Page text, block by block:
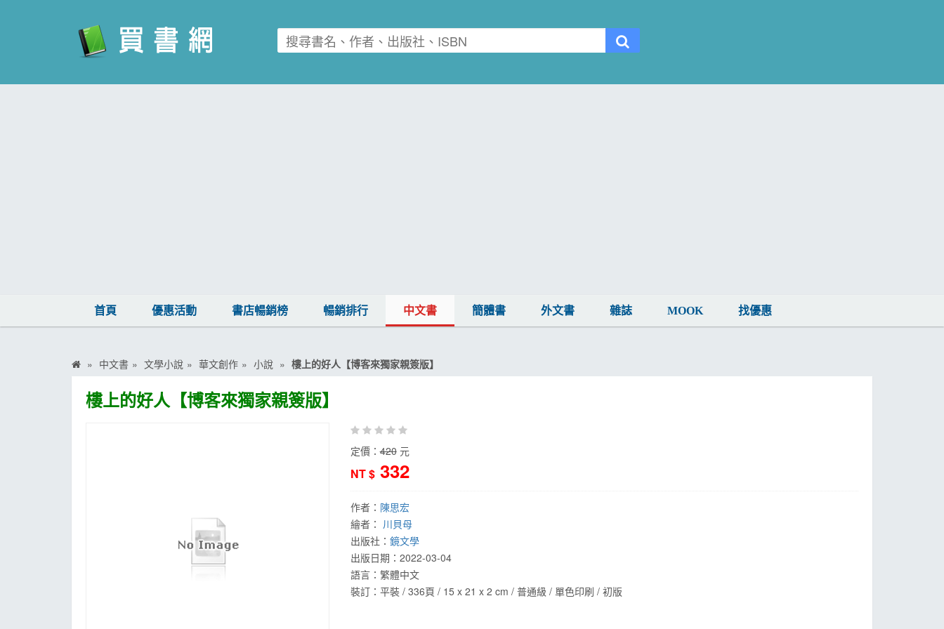
首頁 優惠活動 書店暢銷榜 暢銷排行 中文書 簡體書 外文書 雜誌 MOOK 找優惠
中文書 文學小說 華文創作 小說 樓上的好人【博客來獨家親簽版】
樓上的好人【博客來獨家親簽版】
定價：420元
NT $332
作者： 陳思宏
繪者： 川貝母
出版社： 鏡文學
出版日期： 2022-03-04
語言： 繁體中文
裝訂：平裝 / 336頁 / 15 x 21 x 2 cm / 普通級 / 單色印刷 / 初版
MOOK